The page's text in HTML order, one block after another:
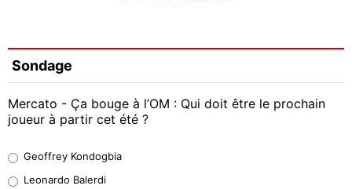
Sondage
Mercato - Ça bouge à l’OM : Qui doit être le prochain
joueur à partir cet été ?
38%
Geoffrey Kondogbia
Leonardo Balerdi